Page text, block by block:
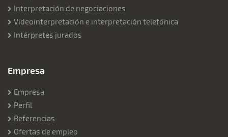
Interpretación de negociaciones
Videointerpretación e interpretación telefónica
Intérpretes jurados
Empresa
Empresa
Perfil
Referencias
Ofertas de empleo